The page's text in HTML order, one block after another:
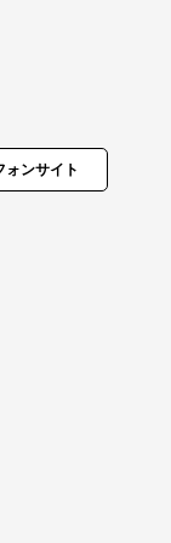
ォンサイト